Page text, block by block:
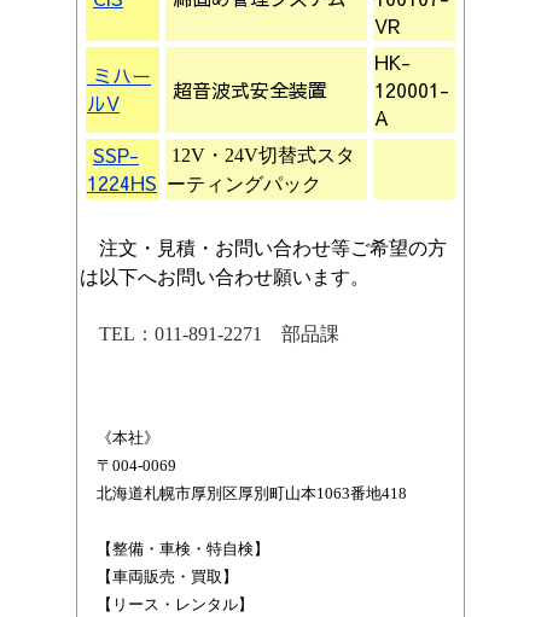
VR
ミハー
ルV
超音波式安全装置
HK-
120001-
A
SSP-
1224HS
12V・24V切替式スタ
ーティングパック
注文・見積・お問い合わせ等ご希望の方
は以下へお問い合わせ願います。
TEL：011-891-2271 部品課
《本社》
〒004-0069
北海道札幌市厚別区厚別町山本1063番地418
【整備・車検・特自検】
【車両販売・買取】
【リース・レンタル】